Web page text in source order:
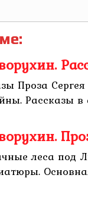
Проза
Рассказы
леса